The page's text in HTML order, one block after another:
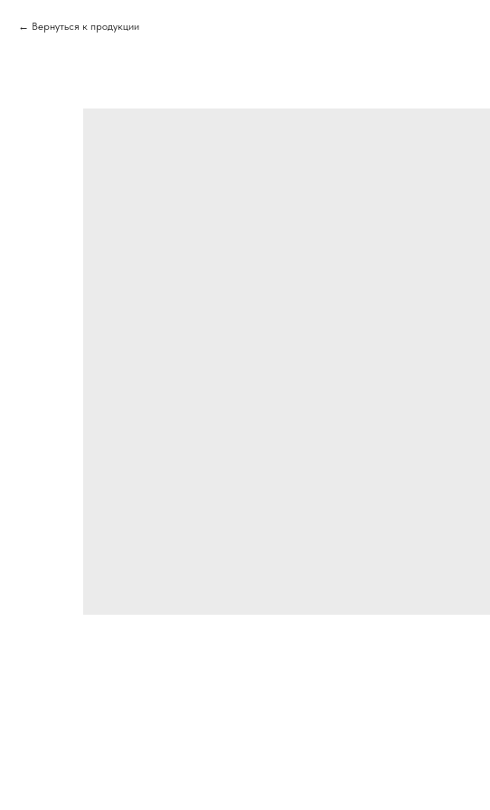
Вернуться к продукции